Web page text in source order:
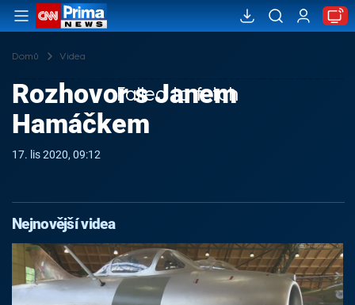
Domů Videa
Failed to fetch
Rozhovor s Janem
Hamáčkem
17. lis 2020, 09:12
Nejnovější videa